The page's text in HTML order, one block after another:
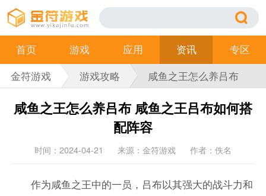
首页 游戏 应用 资讯
专区
金符游戏
游戏攻略 咸鱼之王怎么养吕布
咸鱼之王怎么养吕布 咸鱼之王吕布如何搭
配阵容
时间：2024-04-21 来源：金符游戏 作者：佚名
作为咸鱼之王中的一员，吕布以其强大的战斗力和